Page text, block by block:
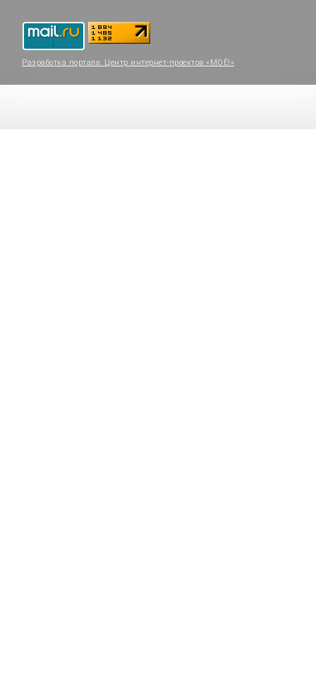
Разработка портала: Центр интернет-проектов «МОЁ!»